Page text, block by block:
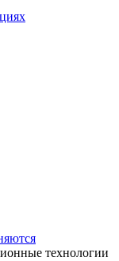
технологии